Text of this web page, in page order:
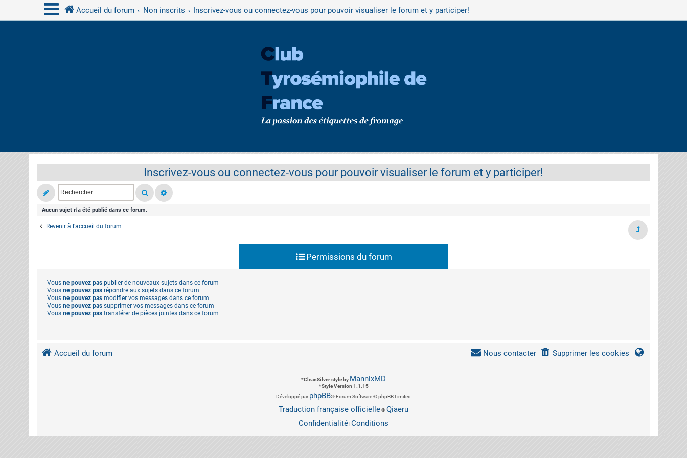
Accueil du forum Non inscrits Inscrivez-vous ou connectez-vous pour pouvoir visualiser le forum et y participer!
Inscrivez-vous ou connectez-vous pour pouvoir visualiser le forum et y participer!
Aucun sujet n’a été publié dans ce forum.
Revenir à l’accueil du forum
Permissions du forum
Vous ne pouvez pas publier de nouveaux sujets dans ce forum
Vous ne pouvez pas répondre aux sujets dans ce forum
Vous ne pouvez pas modifier vos messages dans ce forum
Vous ne pouvez pas supprimer vos messages dans ce forum
Vous ne pouvez pas transférer de pièces jointes dans ce forum
Accueil du forum Supprimer les cookies
Nous contacter
*CleanSilver style by MannixMD
*Style Version 1.1.15
Développé parphpBB® Forum Software © phpBB Limited
Traduction française officielle©Qiaeru
Confidentialité |Conditions